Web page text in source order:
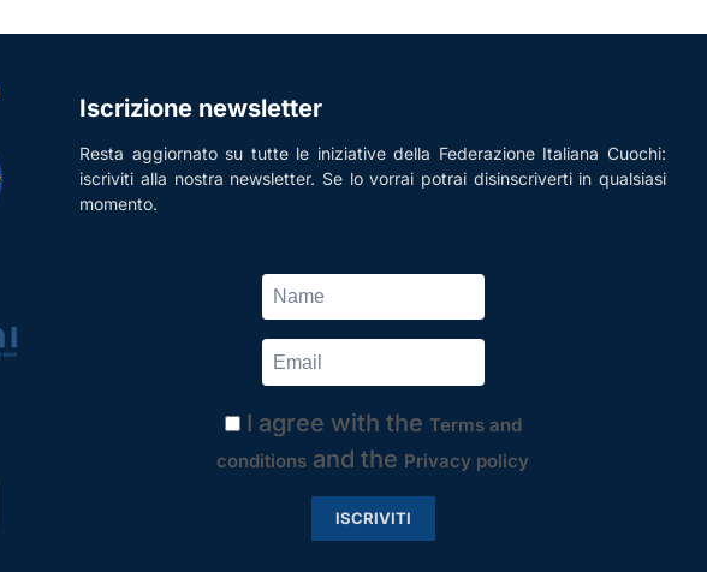
Iscrizione newsletter
Resta aggiornato su tutte le iniziative della Federazione Italiana Cuochi:
iscriviti alla nostra newsletter. Se lo vorrai potrai disinscriverti in qualsiasi
momento.
I agree with the Terms and
conditions and the Privacy policy
ISCRIVITI